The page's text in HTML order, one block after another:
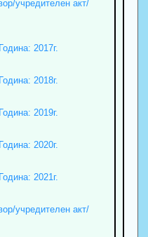
учредителен акт/
2017г.
2018г.
2019г.
2020г.
2021г.
учредителен акт/